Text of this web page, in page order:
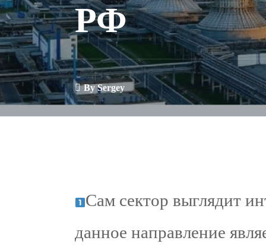
РФ
BySergey
Сам сектор выглядит
данное направление